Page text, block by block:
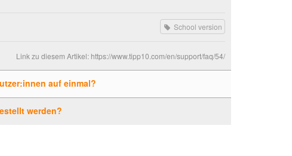
School version
Link zu diesem Artikel: https://www.tipp10.com/en/support/faq/54/
auf einmal?
werden?